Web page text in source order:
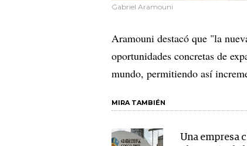
Gabriel Aramouni
Aramouni destacó que "la
oportunidades concretas de
mundo, permitiendo así
MIRA TAMBIÉN
Una empresa